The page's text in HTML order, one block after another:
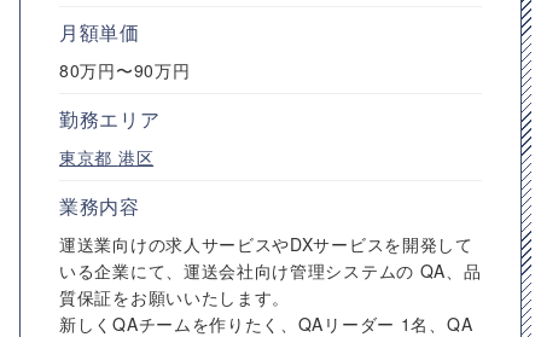
月額単価
80万円〜90万円
勤務エリア
東京都 港区
業務内容
運送業向けの求人サービスやDXサービスを開発して
いる企業にて、運送会社向け管理システムの QA、品
質保証をお願いいたします。
新しくQAチームを作りたく、QAリーダー 1名、QA